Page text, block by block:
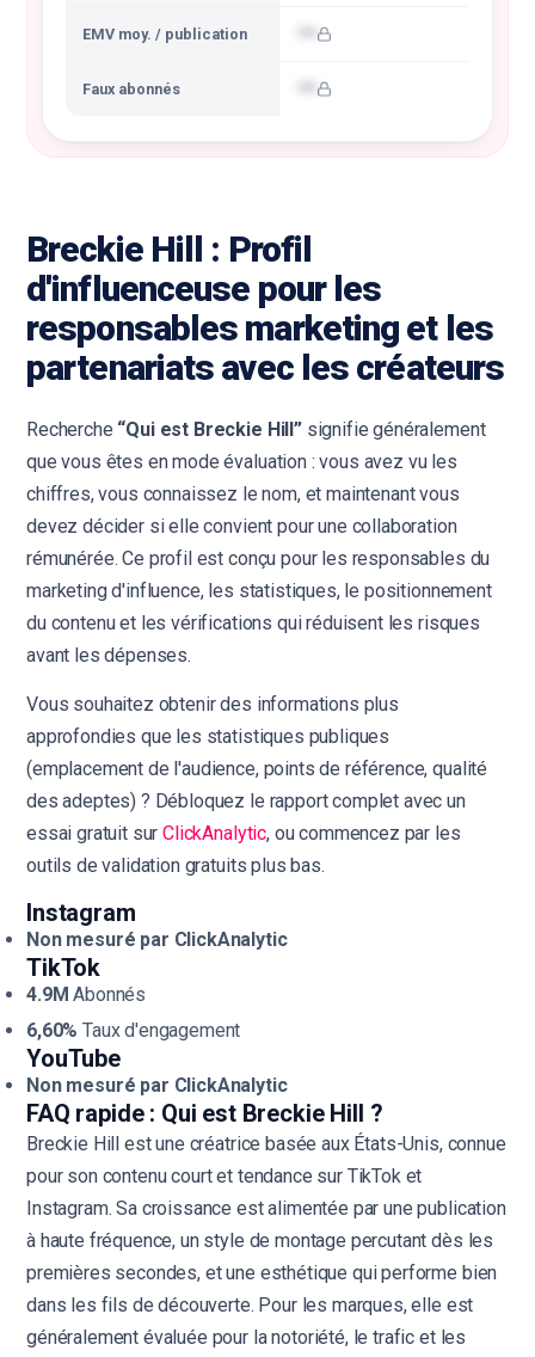
EMV moy. / publication
Faux abonnés
Breckie Hill : Profil
d'influenceuse pour les
responsables marketing et les
partenariats avec les créateurs
Recherche “Qui est Breckie Hill”signifie généralement
que vous êtes en mode évaluation : vous avez vu les
chiffres, vous connaissez le nom, et maintenant vous
devez décider si elle convient pour une collaboration
rémunérée. Ce profil est conçu pour les responsables du
marketing d'influence, les statistiques, le positionnement
du contenu et les vérifications qui réduisent les risques
avant les dépenses.
Vous souhaitez obtenir des informations plus
approfondies que les statistiques publiques
(emplacement de l'audience, points de référence, qualité
des adeptes) ? Débloquez le rapport complet avec un
essai gratuit surClickAnalytic, ou commencez par les
outils de validation gratuits plus bas.
Instagram
Non mesuré par ClickAnalytic
TikTok
4.9M Abonnés
6,60% Taux d'engagement
YouTube
Non mesuré par ClickAnalytic
FAQ rapide : Qui est Breckie Hill ?
Breckie Hill est une créatrice basée aux États-Unis, connue
pour son contenu court et tendance sur TikTok et
Instagram. Sa croissance est alimentée par une publication
à haute fréquence, un style de montage percutant dès les
premières secondes, et une esthétique qui performe bien
dans les fils de découverte. Pour les marques, elle est
généralement évaluée pour la notoriété, le trafic et les